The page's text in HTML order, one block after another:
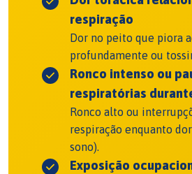
respiração
Dor no peito que piora
profundamente ou
Ronco intenso ou
respiratórias
Ronco alto ou
respiração enquanto
sono).
Exposição